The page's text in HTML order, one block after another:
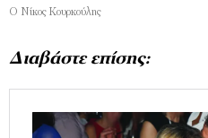
Ο Νίκος Κουρκούλης
Διαβάστε επίσης: